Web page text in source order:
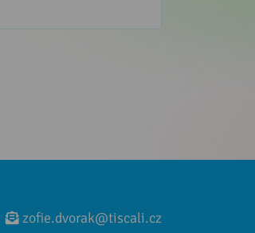
zofie.dvorak@tiscali.cz